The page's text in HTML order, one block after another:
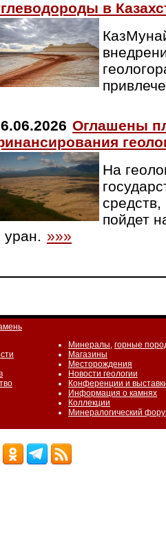
в
Оглашены
На
пойдет
уран. »»»
Минералы, горные
Магазины
Месторождения
Новости геологии
Конференции и
Информация о камнях
Коллекции
Минералогический